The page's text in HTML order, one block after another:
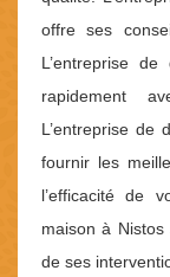
offre ses
L’entreprise
rapidement
L’entreprise de
fournir les
l’efficacité de
maison à Nistos
de ses